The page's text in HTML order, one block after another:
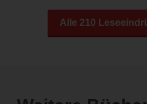
Alle 210